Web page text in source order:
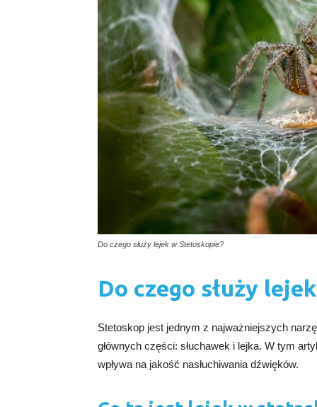
Do czego służy lejek w Stetoskopie?
Do czego służy
Stetoskop jest jednym z najważniejszych
głównych części: słuchawek i lejka. W tym
wpływa na jakość nasłuchiwania dźwięków.